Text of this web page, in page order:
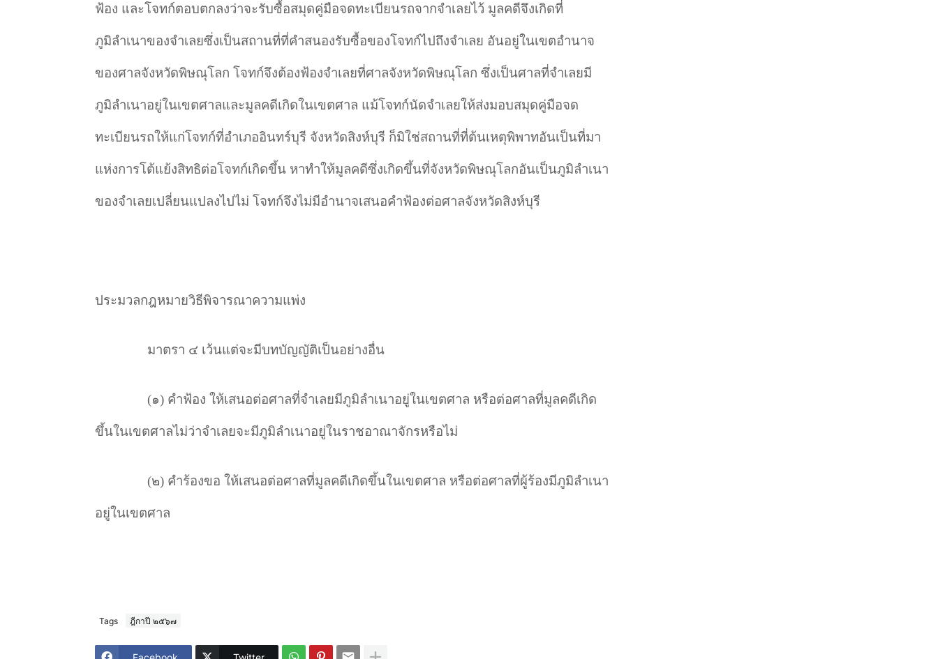
ฟ้อง และโจทก์ตอบตกลงว่าจะรับซื้อสมุดคู่มือจดทะเบียนรถจากจำเลยไว้ มูลคดีจึงเกิดที่
ภูมิลำเนาของจำเลยซึ่งเป็นสถานที่ที่คำสนองรับซื้อของโจทก์ไปถึงจำเลย อันอยู่ในเขตอำนาจ
ของศาลจังหวัดพิษณุโลก โจทก์จึงต้องฟ้องจำเลยที่ศาลจังหวัดพิษณุโลก ซึ่งเป็นศาลที่จำเลยมี
ภูมิลำเนาอยู่ในเขตศาลและมูลคดีเกิดในเขตศาล แม้โจทก์นัดจำเลยให้ส่งมอบสมุดคู่มือจด
ทะเบียนรถให้แก่โจทก์ที่อำเภออินทร์บุรี จังหวัดสิงห์บุรี ก็มิใช่สถานที่ที่ต้นเหตุพิพาทอันเป็นที่มา
แห่งการโต้แย้งสิทธิต่อโจทก์เกิดขึ้น หาทำให้มูลคดีซึ่งเกิดขึ้นที่จังหวัดพิษณุโลกอันเป็นภูมิลำเนา
ของจำเลยเปลี่ยนแปลงไปไม่ โจทก์จึงไม่มีอำนาจเสนอคำฟ้องต่อศาลจังหวัดสิงห์บุรี
ประมวลกฎหมายวิธีพิจารณาความแพ่ง
มาตรา ๔ เว้นแต่จะมีบทบัญญัติเป็นอย่างอื่น
(๑) คำฟ้อง ให้เสนอต่อศาลที่จำเลยมีภูมิลำเนาอยู่ในเขตศาล หรือต่อศาลที่มูลคดีเกิด
ขึ้นในเขตศาลไม่ว่าจำเลยจะมีภูมิลำเนาอยู่ในราชอาณาจักรหรือไม่
(๒) คำร้องขอ ให้เสนอต่อศาลที่มูลคดีเกิดขึ้นในเขตศาล หรือต่อศาลที่ผู้ร้องมีภูมิลำเนา
อยู่ในเขตศาล
Tags ฎีกาปี ๒๕๖๗